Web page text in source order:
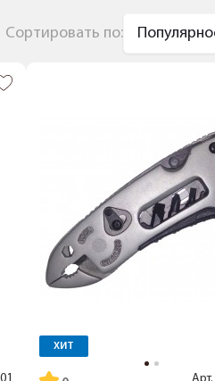
Сортировать по:
ХИТ